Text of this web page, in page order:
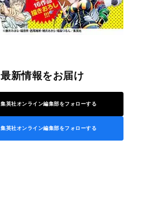
最新情報をお届け
集英社オンライン編集部をフォローする
集英社オンライン編集部をフォローする